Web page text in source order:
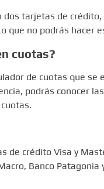
dos tarjetas de
que no podrás hacer
cuotas?
de cuotas que
podrás conocer
de crédito Visa y
Banco